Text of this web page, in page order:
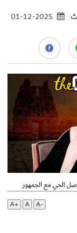
01-12-2025
الحي مع الجمهور
A+
A A-